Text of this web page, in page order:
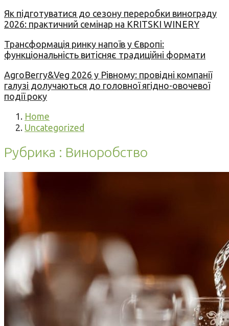
Як підготуватися до сезону переробки винограду
2026: практичний семінар на KRITSKI WINERY
Трансформація ринку напоїв у Європі:
функціональність витісняє традиційні формати
AgroBerry&Veg 2026 у Рівному: провідні компанії
галузі долучаються до головної ягідно-овочевої
події року
Home
Uncategorized
Рубрика : Виноробство